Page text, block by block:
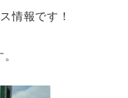
情報です！